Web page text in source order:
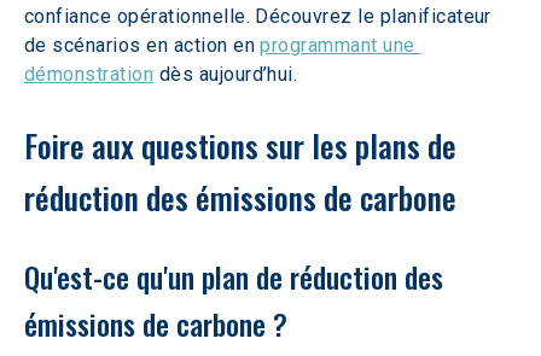
confiance opérationnelle. Découvrez le planificateur
de scénarios en action en programmant une
démonstration dès aujourd’hui.
Foire aux questions sur les plans de
réduction des émissions de carbone
Qu'est-ce qu'un plan de réduction des
émissions de carbone ?